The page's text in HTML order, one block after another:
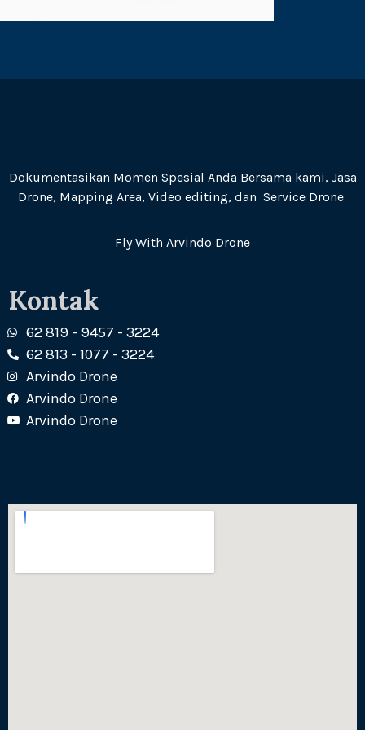
Dokumentasikan Momen Spesial Anda Bersama kami, Jasa
Drone, Mapping Area, Video editing, dan Service Drone
Fly With Arvindo Drone
Kontak
62 819 - 9457 - 3224
62 813 - 1077 - 3224
Arvindo Drone
Arvindo Drone
Arvindo Drone